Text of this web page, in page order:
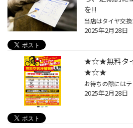
を!!
2025年2月28日
★☆★無料タ
★☆★
2025年2月28日